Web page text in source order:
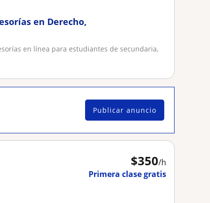
en Derecho,
en línea para estudiantes de secundaria,
Publicar anuncio
$350/h
Primera clase gratis